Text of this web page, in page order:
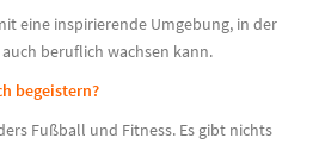
eine inspirierende Umgebung, in der
beruflich wachsen kann.
begeistern?
Fußball und Fitness. Es gibt nichts